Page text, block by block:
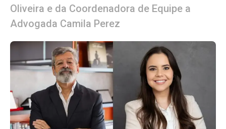
Oliveira e da Coordenadora de Equipe a
Advogada Camila Perez